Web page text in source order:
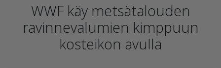
WWF käy metsätalouden
ravinnevalumien kimppuun
kosteikon avulla